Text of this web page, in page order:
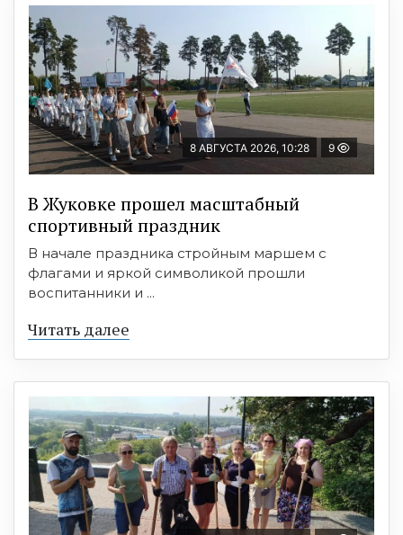
8 АВГУСТА 2026, 10:28 9
В Жуковке прошел масштабный
спортивный праздник
В начале праздника стройным маршем с
флагами и яркой символикой прошли
воспитанники и ...
Читать далее